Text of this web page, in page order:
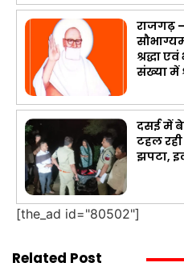
राजगढ़
श्रद्धा
संख्या में
दसई में
टहल
झपटा,
[the_ad id="80502"]
Related Post